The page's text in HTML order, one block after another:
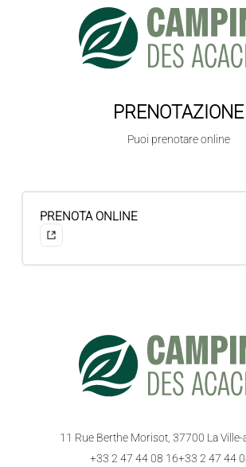
PRENOTAZIONE
Puoi prenotare online
PRENOTA ONLINE
11 Rue Berthe Morisot, 37700 La
+33 2 47 44 08 16+33 2 47 44